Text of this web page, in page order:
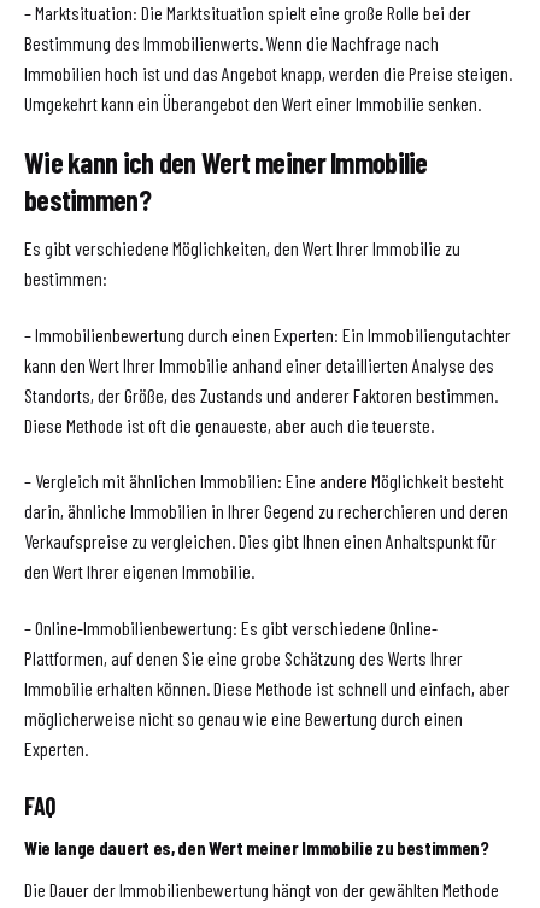
– Marktsituation: Die Marktsituation spielt eine große Rolle bei der
Bestimmung des Immobilienwerts. Wenn die Nachfrage nach
Immobilien hoch ist und das Angebot knapp, werden die Preise steigen.
Umgekehrt kann ein Überangebot den Wert einer Immobilie senken.
Wie kann ich den Wert meiner Immobilie
bestimmen?
Es gibt verschiedene Möglichkeiten, den Wert Ihrer Immobilie zu
bestimmen:
– Immobilienbewertung durch einen Experten: Ein Immobiliengutachter
kann den Wert Ihrer Immobilie anhand einer detaillierten Analyse des
Standorts, der Größe, des Zustands und anderer Faktoren bestimmen.
Diese Methode ist oft die genaueste, aber auch die teuerste.
– Vergleich mit ähnlichen Immobilien: Eine andere Möglichkeit besteht
darin, ähnliche Immobilien in Ihrer Gegend zu recherchieren und deren
Verkaufspreise zu vergleichen. Dies gibt Ihnen einen Anhaltspunkt für
den Wert Ihrer eigenen Immobilie.
– Online-Immobilienbewertung: Es gibt verschiedene Online-
Plattformen, auf denen Sie eine grobe Schätzung des Werts Ihrer
Immobilie erhalten können. Diese Methode ist schnell und einfach, aber
möglicherweise nicht so genau wie eine Bewertung durch einen
Experten.
FAQ
Wie lange dauert es, den Wert meiner Immobilie zu bestimmen?
Die Dauer der Immobilienbewertung hängt von der gewählten Methode